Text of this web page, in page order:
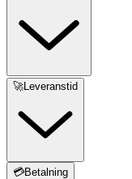
🚀Leveranstid
💳Betalning